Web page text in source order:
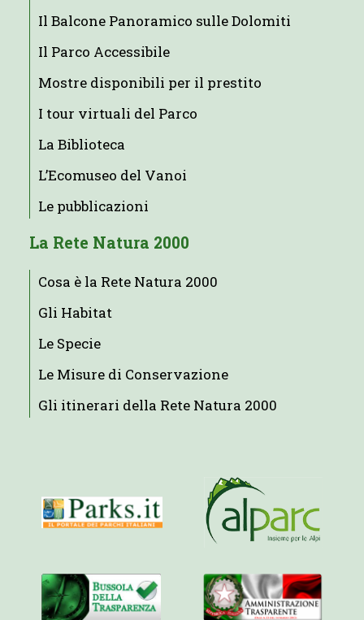
Il Balcone Panoramico sulle Dolomiti
Il Parco Accessibile
Mostre disponibili per il prestito
I tour virtuali del Parco
La Biblioteca
L’Ecomuseo del Vanoi
Le pubblicazioni
La Rete Natura 2000
Cosa è la Rete Natura 2000
Gli Habitat
Le Specie
Le Misure di Conservazione
Gli itinerari della Rete Natura 2000